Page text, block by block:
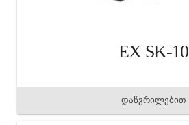
EX SK-10
დაწვრილებით